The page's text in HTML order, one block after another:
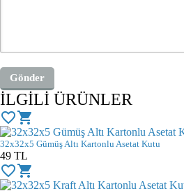
İLGİLİ ÜRÜNLER
favorite_bordershopping_cart
32x32x5 Gümüş Altı Kartonlu Asetat Kutu
49 TL
favorite_bordershopping_cart